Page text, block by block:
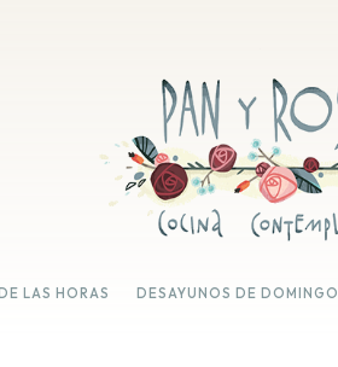
LAS HORAS DESAYUNOS DE DOMINGO